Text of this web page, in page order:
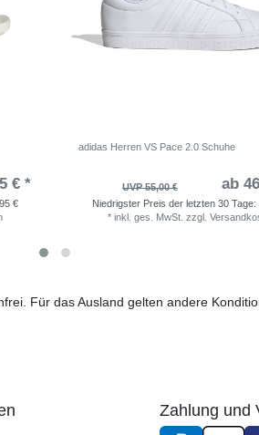
€ *
€
adidas Herren VS Pace 2.0 Schuhe
UVP 55,00 € ab
Niedrigster Preis der letzten 30 Tage:
* inkl. ges. MwSt. zzgl.
Für das Ausland gelten andere
Zahlung und